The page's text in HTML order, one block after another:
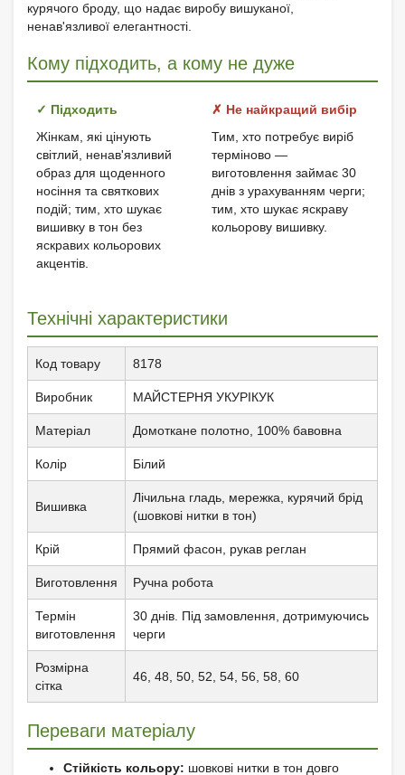
курячого броду, що надає виробу вишуканої,
ненав'язливої елегантності.
Кому підходить, а кому не дуже
✓ Підходить
Жінкам, які цінують
світлий, ненав'язливий
образ для щоденного
носіння та святкових
подій; тим, хто шукає
вишивку в тон без
яскравих кольорових
акцентів.
✗ Не найкращий вибір
Тим, хто потребує виріб
терміново —
виготовлення займає 30
днів з урахуванням черги;
тим, хто шукає яскраву
кольорову вишивку.
Технічні характеристики
Код товару 8178
Виробник МАЙСТЕРНЯ УКУРІКУК
Матеріал Домоткане полотно, 100% бавовна
Колір Білий
Вишивка
Лічильна гладь, мережка, курячий брід
(шовкові нитки в тон)
Крій Прямий фасон, рукав реглан
Виготовлення Ручна робота
Термін
виготовлення
30 днів. Під замовлення, дотримуючись
черги
Розмірна
сітка
46, 48, 50, 52, 54, 56, 58, 60
Переваги матеріалу
Стійкість кольору: шовкові нитки в тон довго